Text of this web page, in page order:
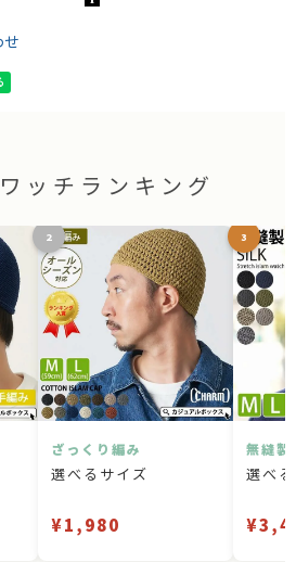
ッチランキング
2
ざっくり編み
選べるサイズ
¥1,980
3
無縫製
選べ